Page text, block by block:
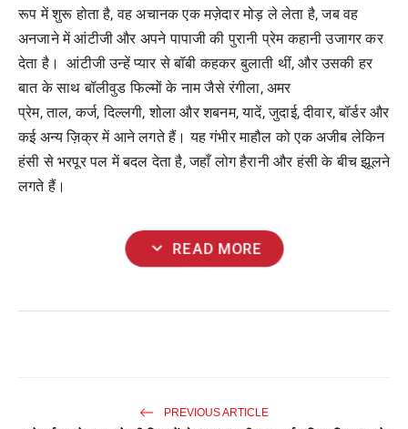
रूप में शुरू होता है,वह अचानक एक मज़ेदार मोड़ ले लेता है,जब वह
अनजाने में आंटीजी और अपने पापाजी की पुरानी प्रेम कहानी उजागर कर
देता है। आंटीजी उन्हें प्यार से बॉबी कहकर बुलाती थीं,और उसकी हर
बात के साथ बॉलीवुड फिल्मों के नाम जैसे रंगीला,अमर
प्रेम,ताल,कर्ज,दिल्लगी,शोला और शबनम,यादें,जुदाई,दीवार,बॉर्डर और
कई अन्य ज़िक्र में आने लगते हैं। यह गंभीर माहौल को एक अजीब लेकिन
हंसी से भरपूर पल में बदल देता है,जहाँ लोग हैरानी और हंसी के बीच झूलने
लगते हैं।
expand_more READ MORE
PREVIOUS ARTICLE